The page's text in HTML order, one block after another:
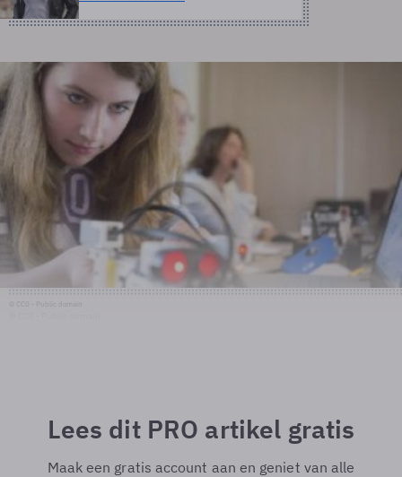
Lees dit PRO artikel gratis
Maak een gratis account aan en geniet van alle